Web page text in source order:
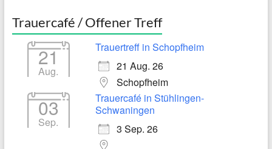
Trauercafé / Offener Treff
21
Aug.
Trauertreff in Schopfheim
21 Aug. 26
Schopfheim
03
Sep.
Trauercafé in Stühlingen-
Schwaningen
3 Sep. 26